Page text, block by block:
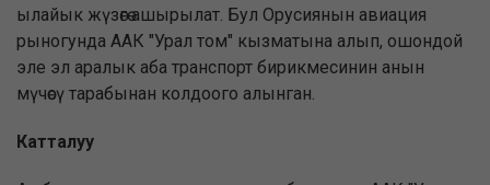
ылайык жүзөгө ашырылат. Бул Орусиянын авиация
рыногунда ААК "Урал том" кызматына алып, ошондой
эле эл аралык аба транспорт бирикмесинин анын
мүчөсү тарабынан колдоого алынган.
Катталуу